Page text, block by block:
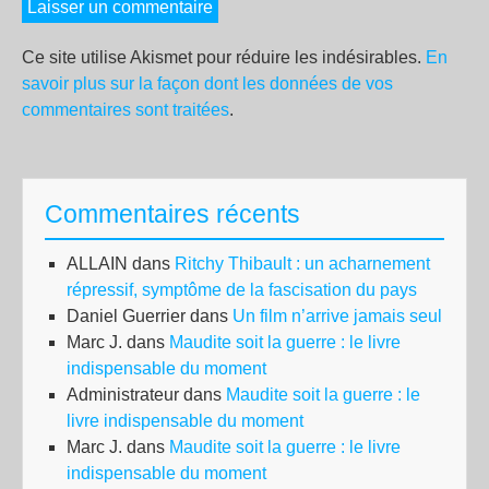
Ce site utilise Akismet pour réduire les indésirables. En
savoir plus sur la façon dont les données de vos
commentaires sont traitées.
Commentaires récents
ALLAIN dans Ritchy Thibault : un acharnement
répressif, symptôme de la fascisation du pays
Daniel Guerrier dans Un film n’arrive jamais seul
Marc J. dans Maudite soit la guerre : le livre
indispensable du moment
Administrateur dans Maudite soit la guerre : le
livre indispensable du moment
Marc J. dans Maudite soit la guerre : le livre
indispensable du moment